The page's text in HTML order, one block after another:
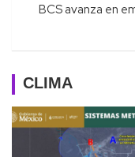
BCS avanza en
CLIMA